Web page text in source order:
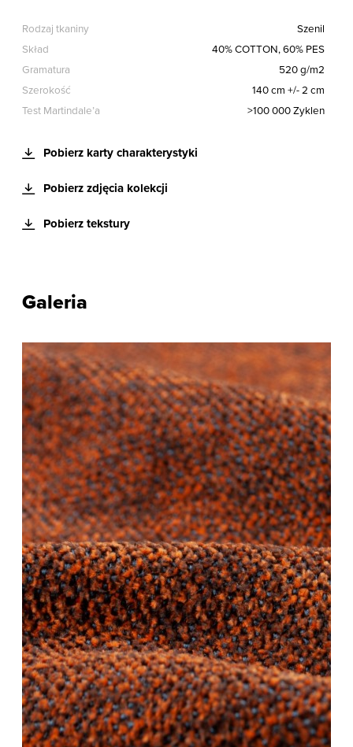
Rodzaj tkaniny
Szenil
Skład
40% COTTON, 60% PES
Gramatura
520 g/m2
Szerokość
140 cm +/- 2 cm
Test Martindale’a
>100 000 Zyklen
Pobierz karty charakterystyki
Pobierz zdjęcia kolekcji
Pobierz tekstury
Galeria